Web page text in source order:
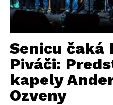
Senicu čaká
Piváči:
kapely
Ozveny